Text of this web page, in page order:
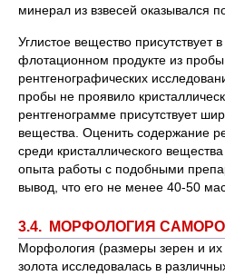
минерал из взвесей оказывался
Углистое вещество присутствует
флотационном продукте из
рентгенографических
пробы не проявило
рентгенограмме присутствует
вещества. Оценить содержание
среди кристаллического
опыта работы с подобными
вывод, что его не менее 40-50
3.4. МОРФОЛОГИЯ
Морфология (размеры зерен и
золота исследовалась в